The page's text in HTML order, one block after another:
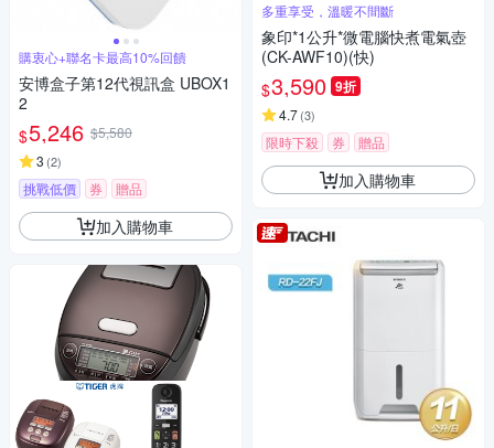
購衷心+聯名卡最高10%回饋
安博盒子第12代視訊盒 UBOX1
2
$5,246 $5,580
3 (2)
挑戰低價 券 贈品
加入購物車
多重享受，溫暖不間斷
象印*1公升*微電腦快煮電氣壺
(CK-AWF10)(快)
$3,590 9折
4.7(3)
限時下殺 券 贈品
加入購物車